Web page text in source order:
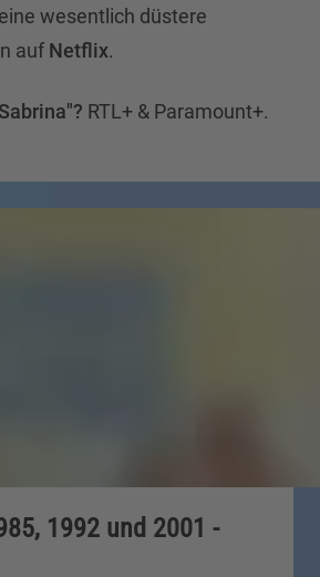
wesentlich düstere
auf Netflix.
RTL+ & Paramount+.
1992 und 2001 -